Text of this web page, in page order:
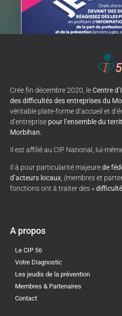
Crée fin décembre 2020, leCentre
des difficultés des entreprises du
véritable plate-forme d’accueil et
d’entreprise pour l’ensemble du
Morbihan.
Il est affilié au CIP National, lui-
Il à pour particularité majeurede
d’acteurs locaux, (membres et
fonctions ont à traiter des «
A propos
Le CIP 56
Votre Diagnostic
Les jeudis de la prévention
Membres & Partenaires
Contact